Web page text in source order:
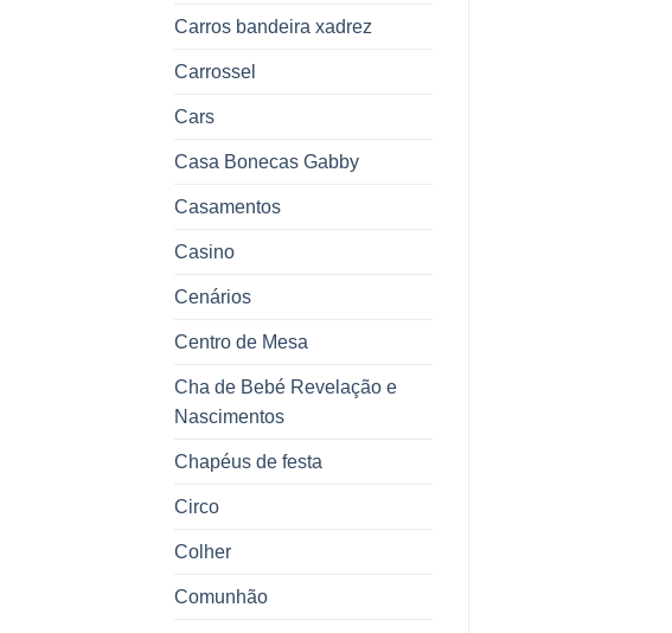
Carros bandeira xadrez
Carrossel
Cars
Casa Bonecas Gabby
Casamentos
Casino
Cenários
Centro de Mesa
Cha de Bebé Revelação e
Nascimentos
Chapéus de festa
Circo
Colher
Comunhão